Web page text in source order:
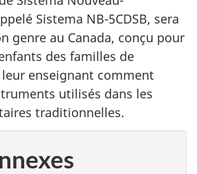
Sistema NB-5CDSB, sera
genre au Canada, conçu pour
des familles de
enseignant comment
utilisés dans les
traditionnelles.